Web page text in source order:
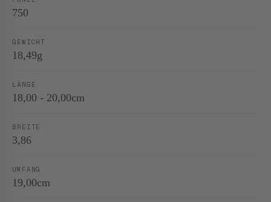
750
GEWICHT
18,49g
LÄNGE
18,00 - 20,00cm
BREITE
3,86
UMFANG
19,00cm